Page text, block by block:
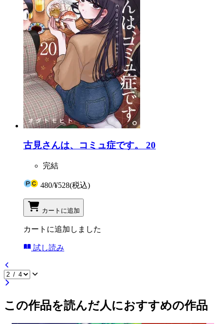
古見さんは、コミュ症です。 20
完結
480/¥528(税込)
カートに追加
カートに追加しました
試し読み
この作品を読んだ人におすすめの作品